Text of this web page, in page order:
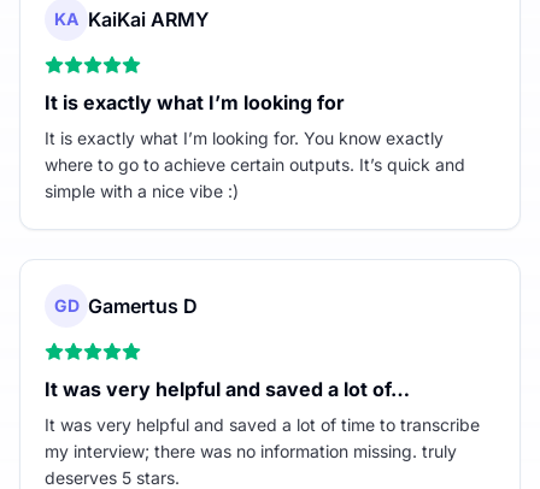
KA KaiKai ARMY
It is exactly what I’m looking for
It is exactly what I’m looking for. You know exactly
where to go to achieve certain outputs. It’s quick and
simple with a nice vibe :)
GD Gamertus D
It was very helpful and saved a lot of…
It was very helpful and saved a lot of time to transcribe
my interview; there was no information missing. truly
deserves 5 stars.